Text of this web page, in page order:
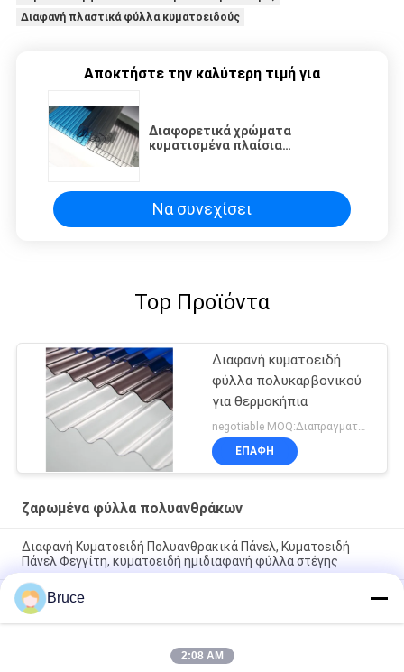
Διαφανή πλαστικά φύλλα κυματοειδούς
Αποκτήστε την καλύτερη τιμή για
Διαφορετικά χρώματα
κυματισμένα πλαίσια
Να συνεχίσει
Top Προϊόντα
Διαφανή κυματοειδή
φύλλα πολυκαρβονικού
για θερμοκήπια
ΕΠΑΦΉ
ζαρωμένα φύλλα πολυανθράκων
Διαφανή Κυματοειδή Πολυανθρακικά Πάνελ, Κυματοειδή
Πάνελ Φεγγίτη, κυματοειδή ημιδιαφανή φύλλα στέγης
Προσαρμοσμένο Διαφανές Κυματοειδές Πάνελ Στέγης
Πολυανθρακικού Bayer / GE Υλικό 10 χρόνια εγγύηση
ημιδιαφανές φύλλο στέγης πολυανθρακικού
Υψηλής διαφάνειας κυματοειδή φύλλα πολυκαρβονίου για
Bruce
2:08 AM